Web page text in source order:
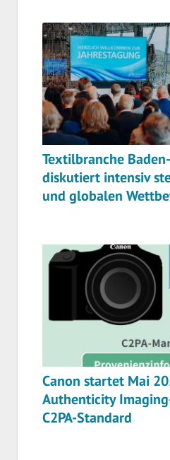
Textilbranche
diskutiert intensiv
und globalen
Canon startet Mai
Authenticity
C2PA-Standard